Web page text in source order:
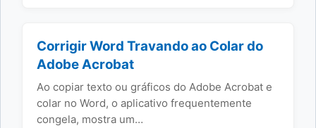
Corrigir Word Travando ao Colar do
Adobe Acrobat
Ao copiar texto ou gráficos do Adobe Acrobat e
colar no Word, o aplicativo frequentemente
congela, mostra um…